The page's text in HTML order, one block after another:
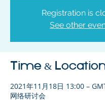
Registration is
See other
Time &
2021年11月18日 13:00 –
网络研讨会